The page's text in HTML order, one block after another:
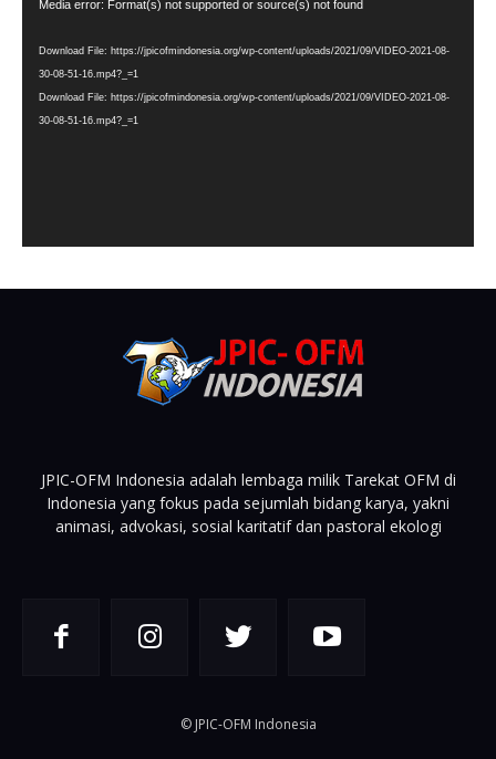
Media error: Format(s) not supported or source(s) not found
Download File: https://jpicofmindonesia.org/wp-content/uploads/2021/09/VIDEO-2021-08-
30-08-51-16.mp4?_=1
Download File: https://jpicofmindonesia.org/wp-content/uploads/2021/09/VIDEO-2021-08-
30-08-51-16.mp4?_=1
JPIC-OFM Indonesia adalah lembaga milik Tarekat OFM di
Indonesia yang fokus pada sejumlah bidang karya, yakni
animasi, advokasi, sosial karitatif dan pastoral ekologi
© JPIC-OFM Indonesia